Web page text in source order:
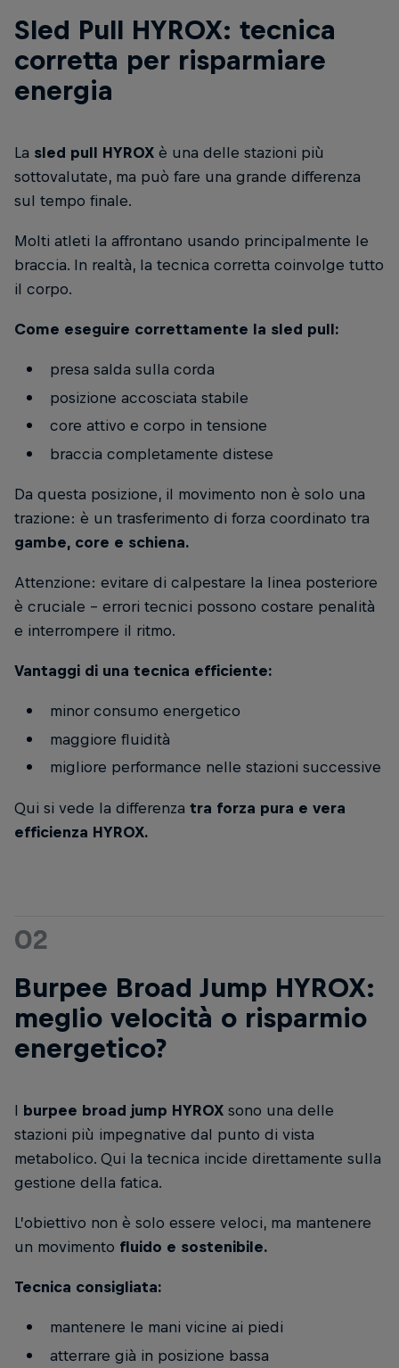
Sled Pull HYROX: tecnica
corretta per risparmiare
energia
La sled pull HYROX è una delle stazioni più
sottovalutate, ma può fare una grande differenza
sul tempo finale.
Molti atleti la affrontano usando principalmente le
braccia. In realtà, la tecnica corretta coinvolge tutto
il corpo.
Come eseguire correttamente la sled pull:
presa salda sulla corda
posizione accosciata stabile
core attivo e corpo in tensione
braccia completamente distese
Da questa posizione, il movimento non è solo una
trazione: è un trasferimento di forza coordinato tra
gambe, core e schiena.
Attenzione: evitare di calpestare la linea posteriore
è cruciale - errori tecnici possono costare penalità
e interrompere il ritmo.
Vantaggi di una tecnica efficiente:
minor consumo energetico
maggiore fluidità
migliore performance nelle stazioni successive
Qui si vede la differenza tra forza pura e vera
efficienza HYROX.
02
Burpee Broad Jump HYROX:
meglio velocità o risparmio
energetico?
I burpee broad jump HYROX sono una delle
stazioni più impegnative dal punto di vista
metabolico. Qui la tecnica incide direttamente sulla
gestione della fatica.
L’obiettivo non è solo essere veloci, ma mantenere
un movimento fluido e sostenibile.
Tecnica consigliata:
mantenere le mani vicine ai piedi
atterrare già in posizione bassa